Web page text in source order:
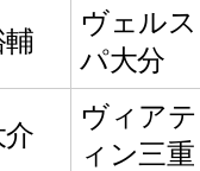
ヴェルス
パ大分
ヴィアテ
ィン三重